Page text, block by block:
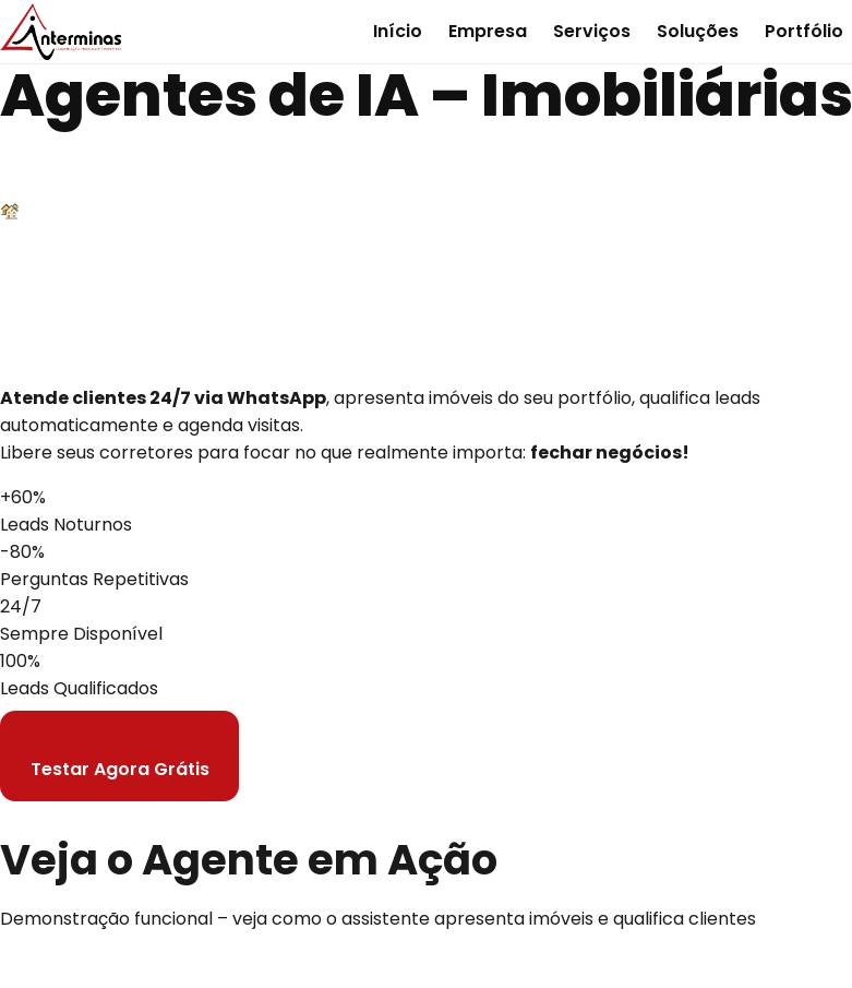
Início Empresa Serviços Soluções Portfólio
Agentes de IA – Imobiliárias
Atende clientes 24/7 via WhatsApp, apresenta imóveis do seu portfólio, qualifica leads
automaticamente e agenda visitas.
Libere seus corretores para focar no que realmente importa: fechar negócios!
+60%
Leads Noturnos
-80%
Perguntas Repetitivas
24/7
Sempre Disponível
100%
Leads Qualificados
Testar Agora Grátis
Veja o Agente emAção
Demonstração funcional – veja como o assistente apresenta imóveis e qualifica clientes